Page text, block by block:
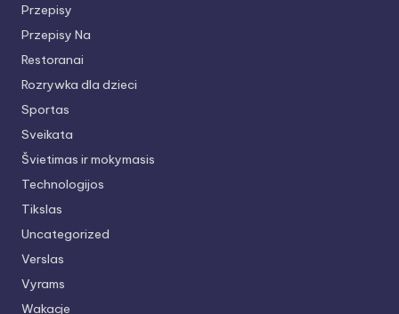
Przepisy
Przepisy Na
Restoranai
Rozrywka dla dzieci
Sportas
Sveikata
Švietimas ir mokymasis
Technologijos
Tikslas
Uncategorized
Verslas
Vyrams
Wakacje